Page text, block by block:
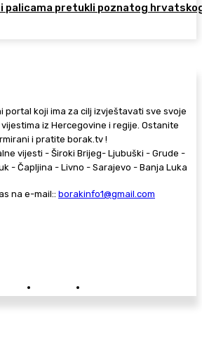
palicama pretukli poznatog
portal koji ima za cilj izvještavati sve svoje
iz Hercegovine i regije. Ostanite
i pratite borak.tv !
vijesti - Široki Brijeg- Ljubuški - Grude -
- Čapljina - Livno - Sarajevo - Banja Luka
na e-mail:: borakinfo1@gmail.com